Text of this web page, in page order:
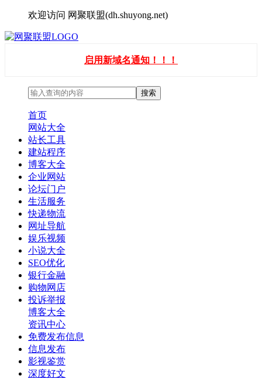
欢迎访问 网聚联盟(dh.shuyong.net)
启用新域名通知！！！
首页
网站大全
站长工具
建站程序
博客大全
企业网站
论坛门户
生活服务
快递物流
网址导航
娱乐视频
小说大全
SEO优化
银行金融
购物网店
投诉举报
博客大全
资讯中心
免费发布信息
信息发布
影视鉴赏
深度好文